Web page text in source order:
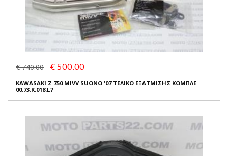
€ 740.00 € 500.00
KAWASAKI Z 750 MIVV SUONO '07 ΤΕΛΙΚΟ ΕΞΑΤΜΙΣΗΣ ΚΟΜΠΛΕ
00.73.K.018.L7